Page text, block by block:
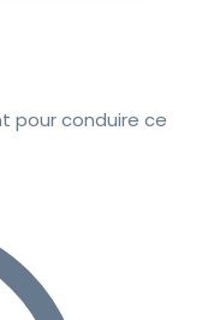
pour conduire ce